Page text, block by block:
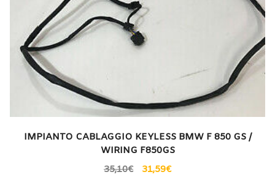
IMPIANTO CABLAGGIO KEYLESS BMW F 850 GS /
WIRING F850GS
35,10€ 31,59€